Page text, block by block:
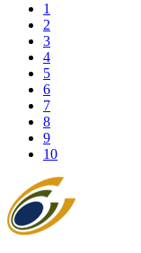
1
2
3
4
5
6
7
8
9
10